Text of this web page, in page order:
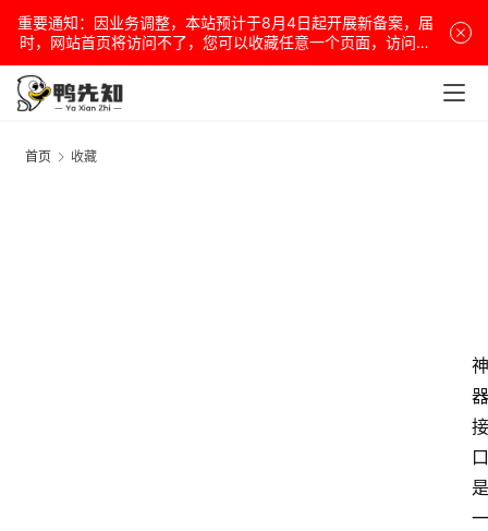
重要通知：因业务调整，本站预计于8月4日起开展新备案，届
时，网站首页将访问不了，您可以收藏任意一个页面，访问网
站！
首页 收藏
神
器
接
口
是
一